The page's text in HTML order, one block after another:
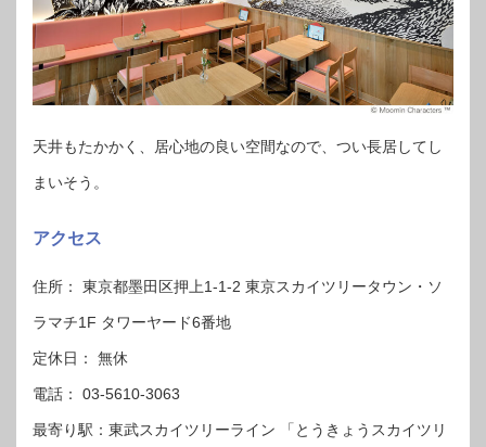
天井もたかかく、居心地の良い空間なので、つい長居してし
まいそう。
アクセス
住所： 東京都墨田区押上1-1-2 東京スカイツリータウン・ソ
ラマチ1F タワーヤード6番地
定休日： 無休
電話： 03-5610-3063
最寄り駅：東武スカイツリーライン 「とうきょうスカイツリ